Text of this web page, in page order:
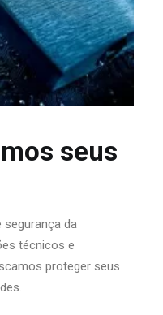
seus
da
técnicos e
proteger seus